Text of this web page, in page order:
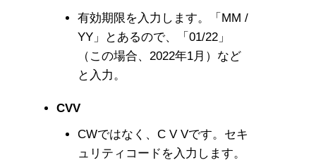
有効期限を入力します。「MM /
YY」とあるので、「01/22」
（この場合、2022年1月）など
と入力。
CVV
CWではなく、C V Vです。セキ
ュリティコードを入力します。